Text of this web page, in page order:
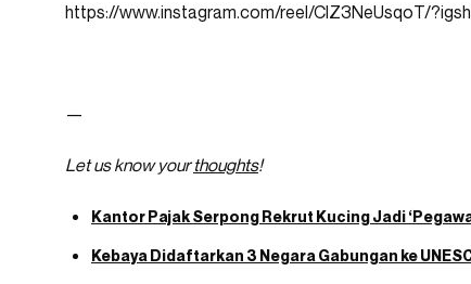
https://www.instagram.com/reel/ClZ3NeUsqoT/
—
Let us know yourthoughts!
Kantor Pajak Serpong Rekrut Kucing Jadi
Kebaya Didaftarkan 3 Negara Gabungan ke